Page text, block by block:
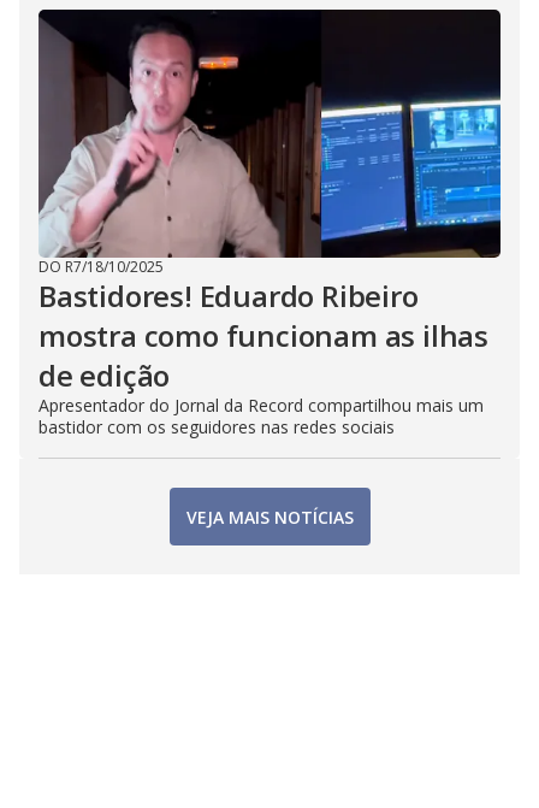
DO R7/18/10/2025
Bastidores! Eduardo Ribeiro
mostra como funcionam as ilhas
de edição
Apresentador do Jornal da Record compartilhou mais um
bastidor com os seguidores nas redes sociais
VEJA MAIS NOTÍCIAS